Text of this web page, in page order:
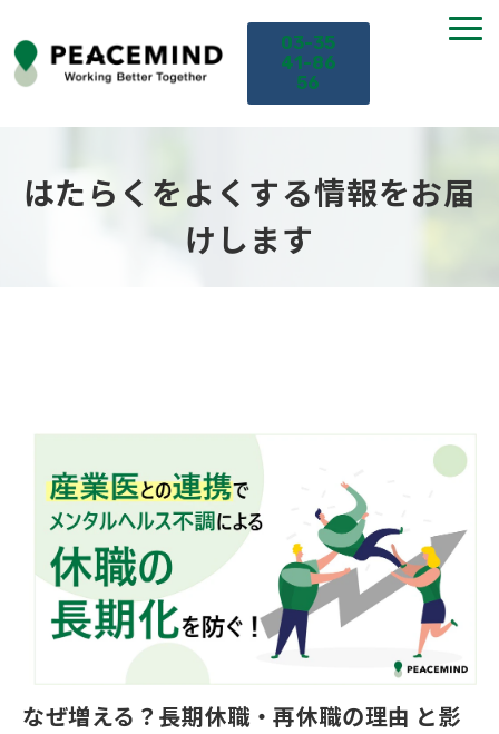
03-35
41-86
56
導入事例
はたらくをよくする情報をお届
けします
なぜ増える？長期休職・再休職の理由 と影